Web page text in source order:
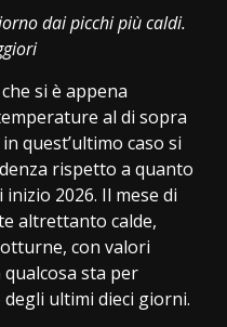
dai picchi più caldi.
si è appena
al di sopra
quest’ultimo caso si
rispetto a quanto
2026. Il mese di
altrettanto calde,
con valori
qualcosa sta per
ultimi dieci giorni.